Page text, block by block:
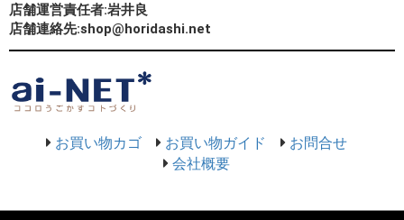
店舗運営責任者:岩井良
店舗連絡先:shop@horidashi.net
お買い物カゴ お買い物ガイド
お問合せ
会社概要